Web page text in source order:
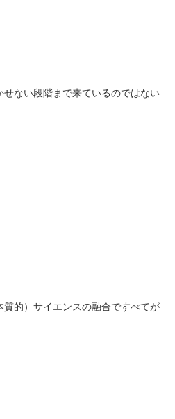
ない段階まで来ているのではない
的）サイエンスの融合ですべてが